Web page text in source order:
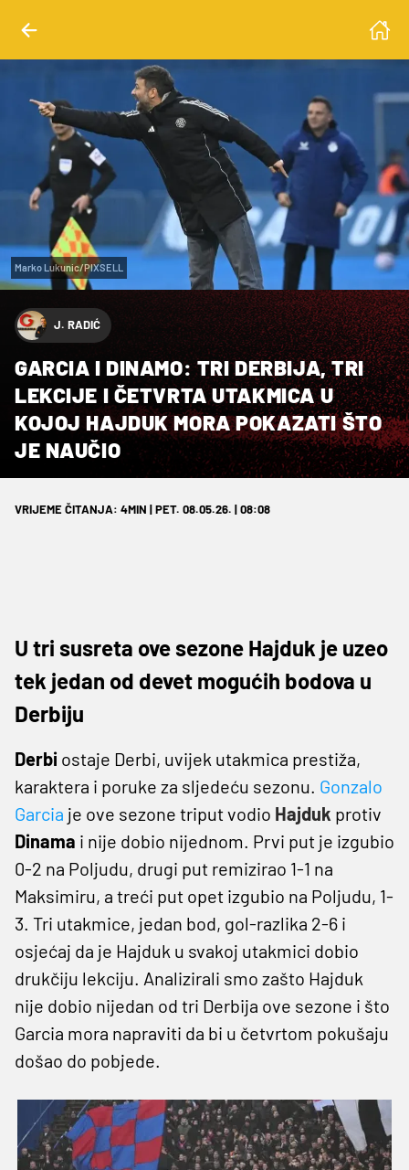
Marko Lukunic/PIXSELL
J. RADIĆ
GARCIA I DINAMO: TRI DERBIJA, TRI
LEKCIJE I ČETVRTA UTAKMICA U
KOJOJ HAJDUK MORA POKAZATI ŠTO
JE NAUČIO
VRIJEME ČITANJA: 4MIN | PET. 08.05.26. | 08:08
U tri susreta ove sezone Hajduk je uzeo
tek jedan od devet mogućih bodova u
Derbiju
Derbi ostaje Derbi, uvijek utakmica prestiža,
karaktera i poruke za sljedeću sezonu. Gonzalo
Garcia je ove sezone triput vodio Hajduk protiv
Dinama i nije dobio nijednom. Prvi put je izgubio
0-2 na Poljudu, drugi put remizirao 1-1 na
Maksimiru, a treći put opet izgubio na Poljudu, 1-
3. Tri utakmice, jedan bod, gol-razlika 2-6 i
osjećaj da je Hajduk u svakoj utakmici dobio
drukčiju lekciju. Analizirali smo zašto Hajduk
nije dobio nijedan od tri Derbija ove sezone i što
Garcia mora napraviti da bi u četvrtom pokušaju
došao do pobjede.